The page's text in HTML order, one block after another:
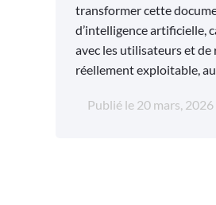
transformer cette
d’intelligence artificielle,
avec les utilisateurs et
réellement exploitable,
Publié le 20 mars, 2026